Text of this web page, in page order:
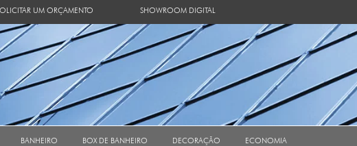
UM ORÇAMENTO SHOWROOM DIGITAL
BANHEIRO BOX DE BANHEIRO DECORAÇÃO ECONOMIA